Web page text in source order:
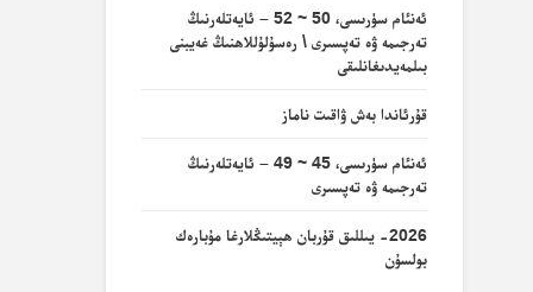
ئەنئام سۈرىسى، 50 ~ 52 – ئايەتلەرنىڭ
تەرجىمە ۋە تەپسىرى \ رەسۇلۇللاھنىڭ غەيبنى
بىلمەيدىغانلىقى
قۇرئاندا بەش ۋاقىت ناماز
ئەنئام سۈرىسى، 45 ~ 49 – ئايەتلەرنىڭ
تەرجىمە ۋە تەپسىرى
2026- يىللىق قۇربان ھېيتىڭلارغا مۇبارەك
بولسۇن